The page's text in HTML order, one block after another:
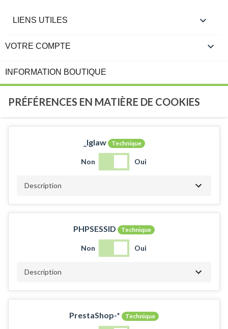
LIENS UTILES 
VOTRE COMPTE 
INFORMATION BOUTIQUE
PRÉFÉRENCES EN MATIÈRE DE COOKIES
_lglaw Technique
Non Oui
Description
PHPSESSID Technique
Non Oui
Description
PrestaShop-* Technique